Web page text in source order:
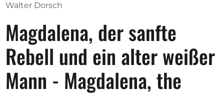
Partners
Help
Kontakt
Walter Dorsch
Magdalena, der sanfte
Rebell und ein alter weißer
Mann - Magdalena, the